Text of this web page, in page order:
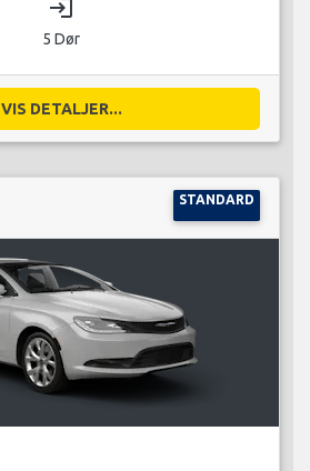
login
5 Dør
VIS DETALJER...
STANDARD